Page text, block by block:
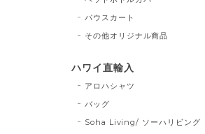
パウスカート
その他オリジナル商品
ハワイ直輸入
アロハシャツ
バッグ
Soha Living/ ソーハリビング